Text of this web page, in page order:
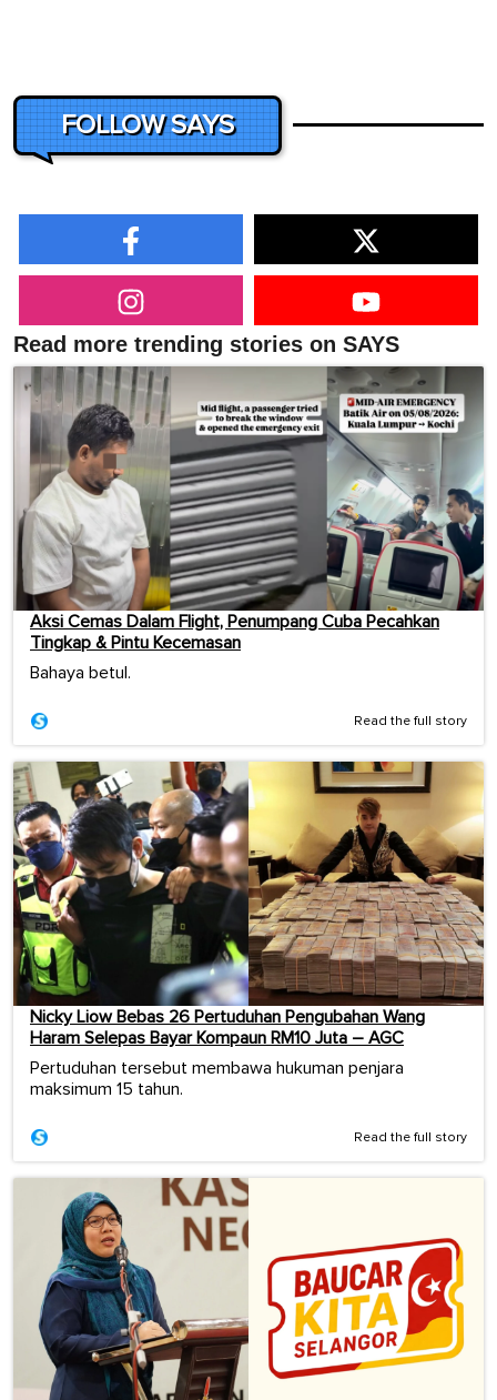
FOLLOW SAYS
Read more trending stories on SAYS
Aksi Cemas Dalam Flight, Penumpang Cuba Pecahkan
Tingkap & Pintu Kecemasan
Bahaya betul.
Read the full story
Nicky Liow Bebas 26 Pertuduhan Pengubahan Wang
Haram Selepas Bayar Kompaun RM10 Juta – AGC
Pertuduhan tersebut membawa hukuman penjara
maksimum 15 tahun.
Read the full story